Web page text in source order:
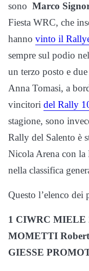
sono Marco
Fiesta WRC, che
hanno vinto il
sempre sul podio
un terzo posto e
Anna Tomasi, a
vincitori del Rally
stagione, sono
Rally del Salento è
Nicola Arena con
nella classifica
Questo l’elenco dei
1 CIWRC MIELE
MOMETTI
GIESSE